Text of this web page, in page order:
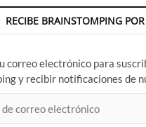
RECIBE BRAINSTOMPING
correo electrónico para
y recibir notificaciones de